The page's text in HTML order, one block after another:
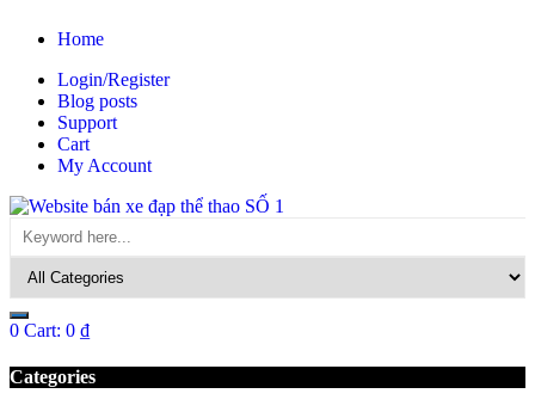
Home
Login/Register
Blog posts
Support
Cart
My Account
0 Cart: 0 ₫
Categories